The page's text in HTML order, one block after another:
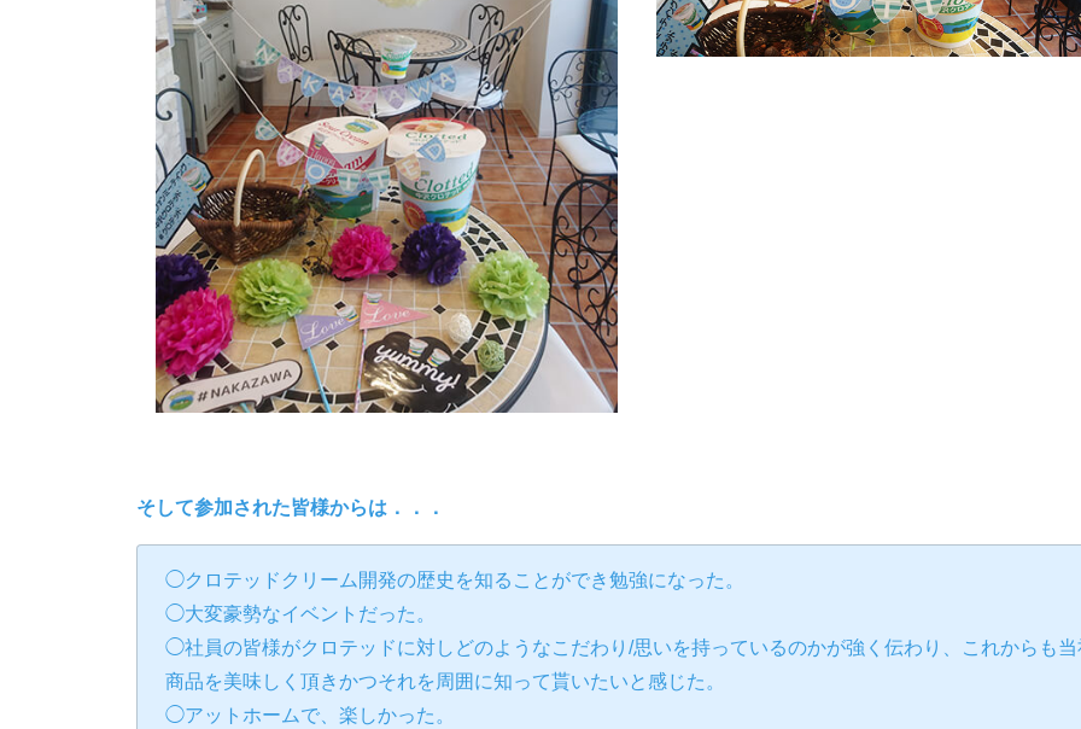
そして参加された皆様からは．．．
◯クロテッドクリーム開発の歴史を知ることができ勉強になった。
◯大変豪勢なイベントだった。
◯社員の皆様がクロテッドに対しどのようなこだわり/思いを持っているのかが強く伝わり、これからも当
商品を美味しく頂きかつそれを周囲に知って貰いたいと感じた。
◯アットホームで、楽しかった。